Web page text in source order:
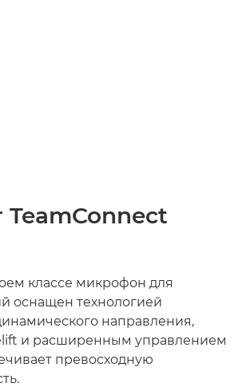
TeamConnect
классе микрофон для
оснащен технологией
направления,
и расширенным управлением
превосходную